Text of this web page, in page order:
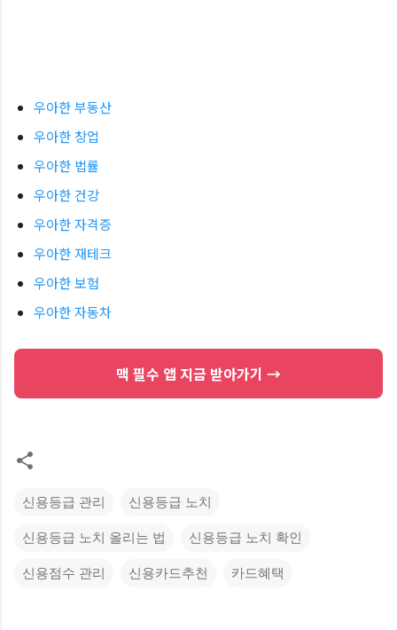
우아한 부동산
우아한 창업
우아한 법률
우아한 건강
우아한 자격증
우아한 재테크
우아한 보험
우아한 자동차
맥 필수 앱 지금 받아가기 →
신용등급 관리 신용등급 노치
신용등급 노치 올리는 법 신용등급 노치 확인
신용점수 관리 신용카드추천 카드혜택